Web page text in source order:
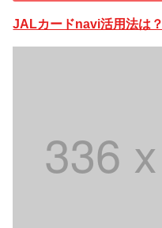
JALカードnavi活用法は？